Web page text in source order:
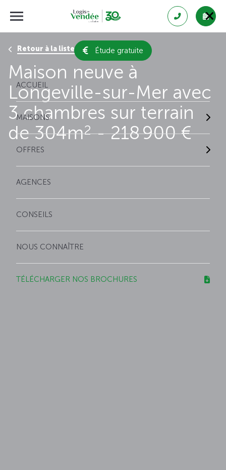
Étude gratuite
ACCUEIL
MAISONS
OFFRES
AGENCES
CONSEILS
NOUS CONNAÎTRE
TÉLÉCHARGER NOS BROCHURES
Retour à la liste des résultats
Maison neuve à
Longeville-sur-Mer avec
3 chambres sur terrain
de 304m2- 218 900 €